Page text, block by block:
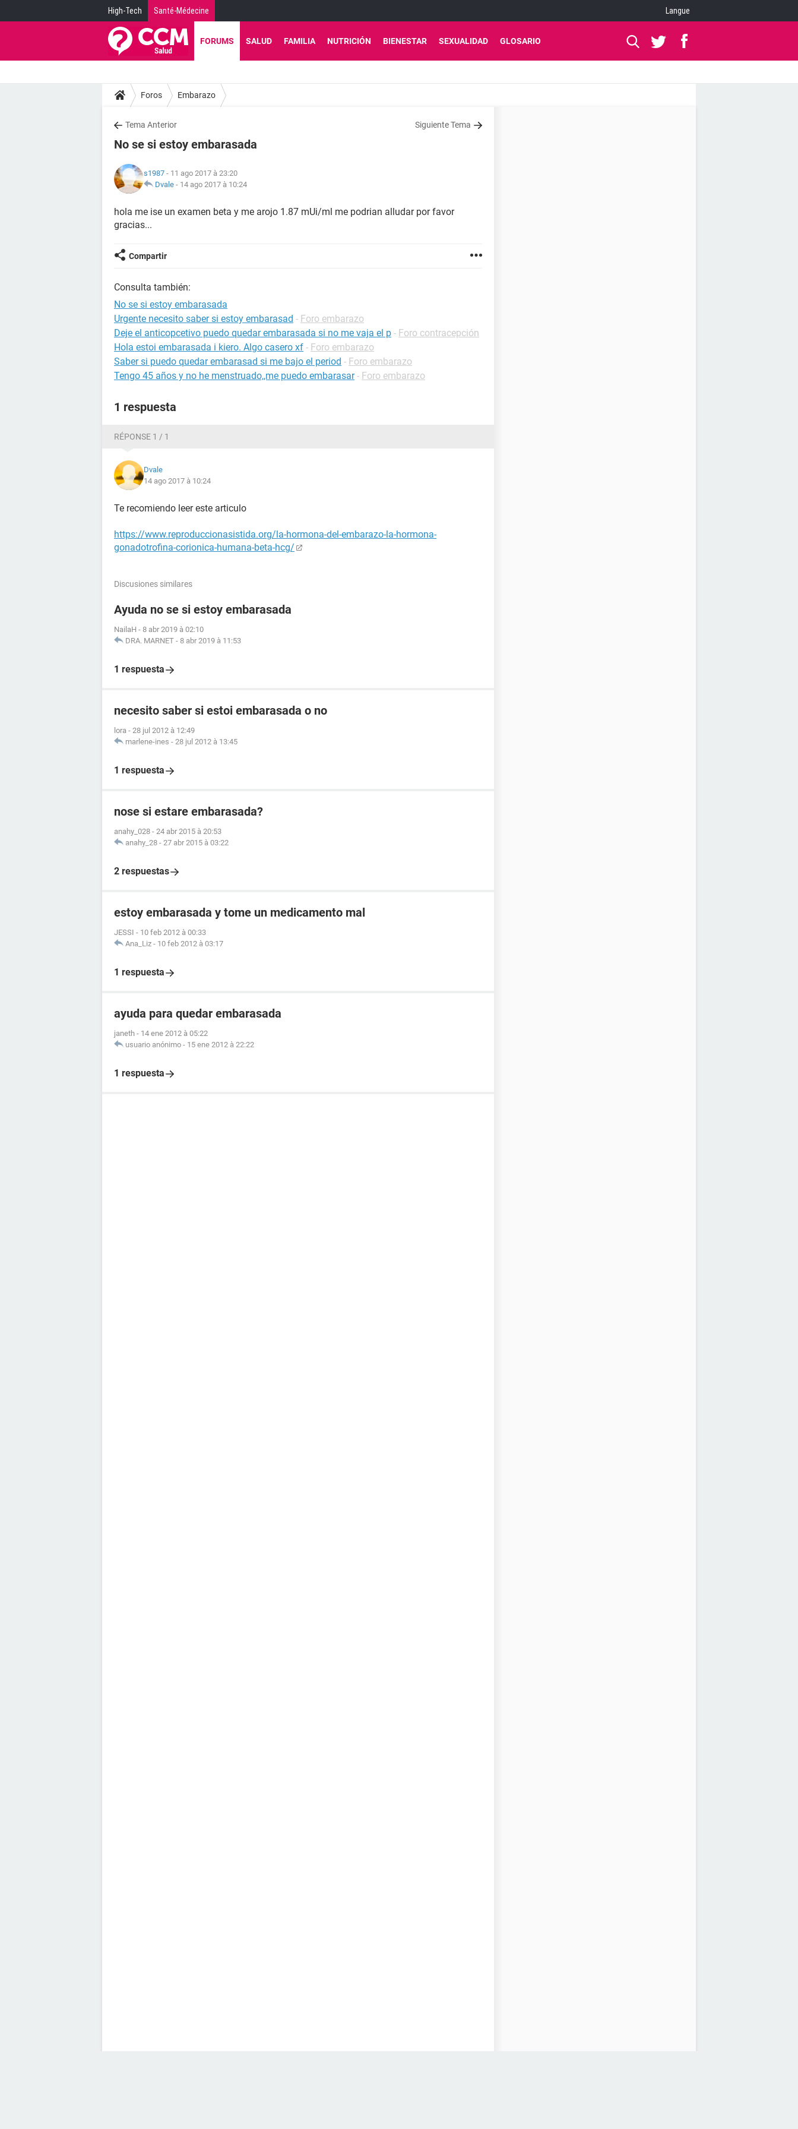
High-Tech Santé-Médecine Langue
FORUMS SALUD FAMILIA NUTRICIÓN BIENESTAR SEXUALIDAD GLOSARIO
Foros Embarazo
Tema Anterior Siguiente Tema
No se si estoy embarasada
s1987 - 11 ago 2017 à 23:20
Dvale - 14 ago 2017 à 10:24
hola me ise un examen beta y me arojo 1.87 mUi/ml me podrian alludar por favor
gracias...
Compartir
Consulta también:
No se si estoy embarasada
Urgente necesito saber si estoy embarasad - Foro embarazo
Deje el anticopcetivo puedo quedar embarasada si no me vaja el p - Foro contracepción
Hola estoi embarasada i kiero. Algo casero xf - Foro embarazo
Saber si puedo quedar embarasad si me bajo el period - Foro embarazo
Tengo 45 años y no he menstruado,,me puedo embarasar - Foro embarazo
1 respuesta
RÉPONSE 1 / 1
Dvale
14 ago 2017 à 10:24
Te recomiendo leer este articulo
https://www.reproduccionasistida.org/la-hormona-del-embarazo-la-hormona-
gonadotrofina-corionica-humana-beta-hcg/
Discusiones similares
Ayuda no se si estoy embarasada
NailaH - 8 abr 2019 à 02:10
DRA. MARNET - 8 abr 2019 à 11:53
1 respuesta
necesito saber si estoi embarasada o no
lora - 28 jul 2012 à 12:49
marlene-ines - 28 jul 2012 à 13:45
1 respuesta
nose si estare embarasada?
anahy_028 - 24 abr 2015 à 20:53
anahy_28 - 27 abr 2015 à 03:22
2 respuestas
estoy embarasada y tome un medicamento mal
JESSI - 10 feb 2012 à 00:33
Ana_Liz - 10 feb 2012 à 03:17
1 respuesta
ayuda para quedar embarasada
janeth - 14 ene 2012 à 05:22
usuario anónimo - 15 ene 2012 à 22:22
1 respuesta